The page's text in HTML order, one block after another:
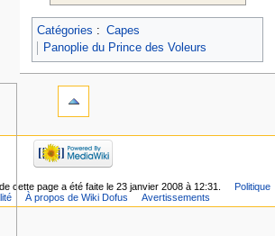
Catégories : Capes
Panoplie du Prince des Voleurs
cette page a été faite le 23 janvier 2008 à 12:31.
Politique
À propos de Wiki Dofus Avertissements